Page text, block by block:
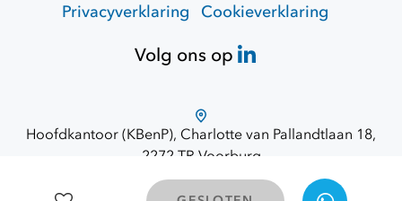
Privacyverklaring Cookieverklaring
Volg ons op
Hoofdkantoor (KBenP), Charlotte van Pallandtlaan 18,
2272 TR Voorburg
Route via Google Maps